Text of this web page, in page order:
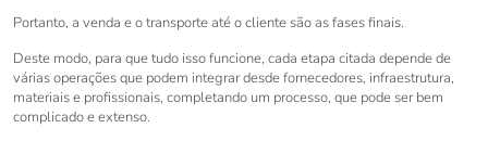
Portanto, a venda e o transporte até o cliente são as fases finais.
Deste modo, para que tudo isso funcione, cada etapa citada depende de
várias operações que podem integrar desde fornecedores, infraestrutura,
materiais e profissionais, completando um processo, que pode ser bem
complicado e extenso.